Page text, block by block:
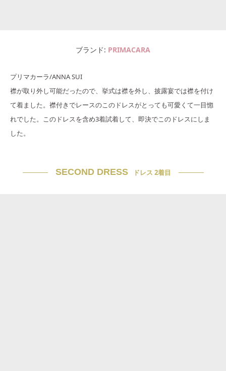
ブランド PRIMACARA
プリマカーラ/ANNA SUI
襟が取り外し可能だったので、挙式は襟を外し、披露宴では襟を付け
て着ました。襟付きでレースのこのドレスがとっても可愛くて一目惚
れでした。このドレスを含め3着試着して、即決でこのドレスにしま
した。
SECOND DRESS ドレス 2着目